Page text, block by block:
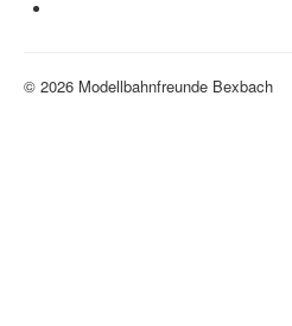
© 2026 Modellbahnfreunde Bexbach